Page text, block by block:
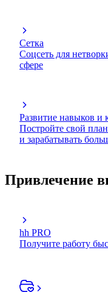
Сетка
Соцсеть для
сфере
Развитие навыков и
Постройте свой
и зарабатывать
Привлечение
hh PRO
Получите работу